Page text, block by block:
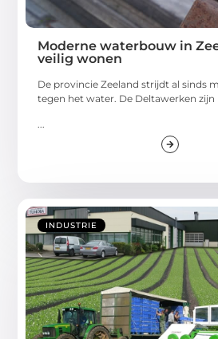
Moderne waterbouw in
veilig wonen
De provincie Zeeland strijdt al sinds
tegen het water. De Deltawerken
...
INDUSTRIE